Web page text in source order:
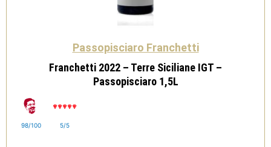
Passopisciaro Franchetti
Franchetti 2022 – Terre Siciliane IGT –
Passopisciaro 1,5L
98/100 5/5